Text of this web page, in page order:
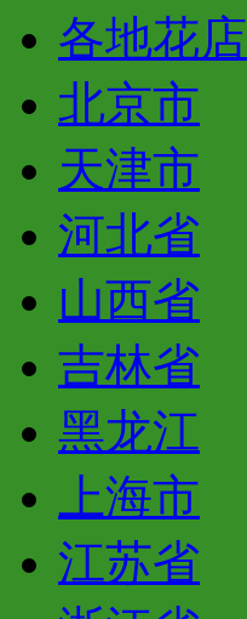
各地花店
北京市
天津市
河北省
山西省
吉林省
黑龙江
上海市
江苏省